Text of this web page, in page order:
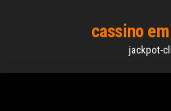
content
cassino
jackpot-